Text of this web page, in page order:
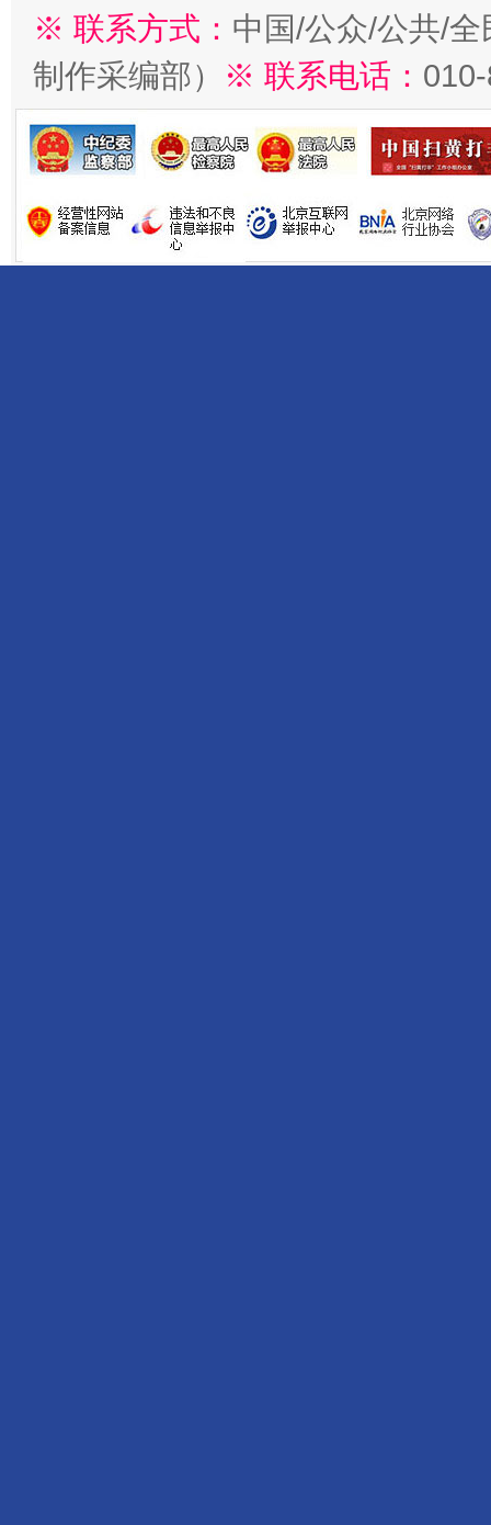
※ 联系方式： 中国/公众/公共/
制作采编部）
※ 联系电话：